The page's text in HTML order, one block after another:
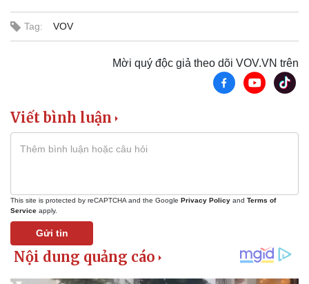
Hậu trường
Tag: VOV
Mời quý độc giả theo dõi VOV.VN trên
Viết bình luận
This site is protected by reCAPTCHA and the Google Privacy Policy and Terms of
Service apply.
Gửi tin